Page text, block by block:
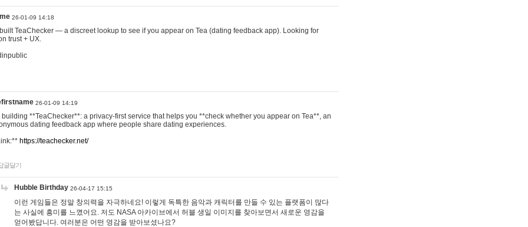
26-01-09 14:18
TeaChecker — a discreet lookup to see if you appear on Tea (dating feedback app). Looking for
trust + UX.
26-01-09 14:19
building **TeaChecker**: a privacy-first service that helps you **check whether you appear on Tea**, an
dating feedback app where people share dating experiences.
https://teachecker.net/
글달기
Hubble Birthday 26-04-17 15:15
이런 게임들은 정말 창의력을 자극하네요! 이렇게 독특한 음악과 캐릭터를 만들 수 있는 플랫폼이 많다
는 사실에 흥미를 느꼈어요. 저도 NASA 아카이브에서 허블 생일 이미지를 찾아보면서 새로운 영감을
얻어봤답니다. 여러분은 어떤 영감을 받아보셨나요?